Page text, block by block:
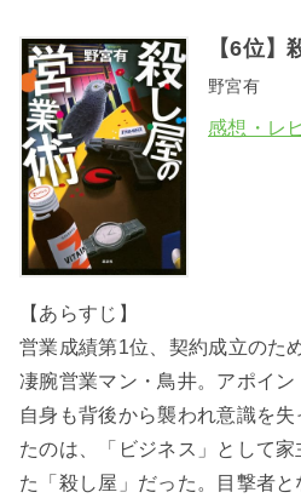
【6位】
野宮有
感想・レ
【あらすじ】
営業成績第1位、契約成立のた
凄腕営業マン・鳥井。アポイン
自身も背後から襲われ意識を
たのは、「ビジネス」として
た「殺し屋」だった。目撃者と